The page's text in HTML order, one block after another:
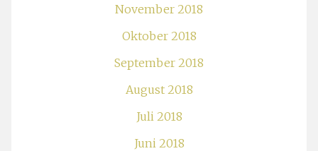
November 2018
Oktober 2018
September 2018
August 2018
Juli 2018
Juni 2018